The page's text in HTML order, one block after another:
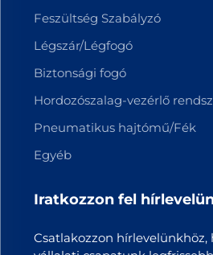
Feszültség Szabályzó
Légszár/Légfogó
Biztonsági fogó
Hordozószalag-vezérlő
Pneumatikus hajtómű/Fék
Egyéb
Iratkozzon fel
Csatlakozzon hírlevelünkhöz,